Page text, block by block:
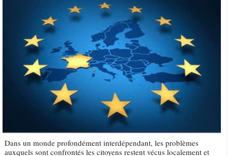
Dans un monde profondément interdépendant, les problèmes
auxquels sont confrontés les citoyens restent vécus localement et